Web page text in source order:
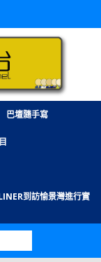
巴壇隨手寫
到訪愉景灣進行實